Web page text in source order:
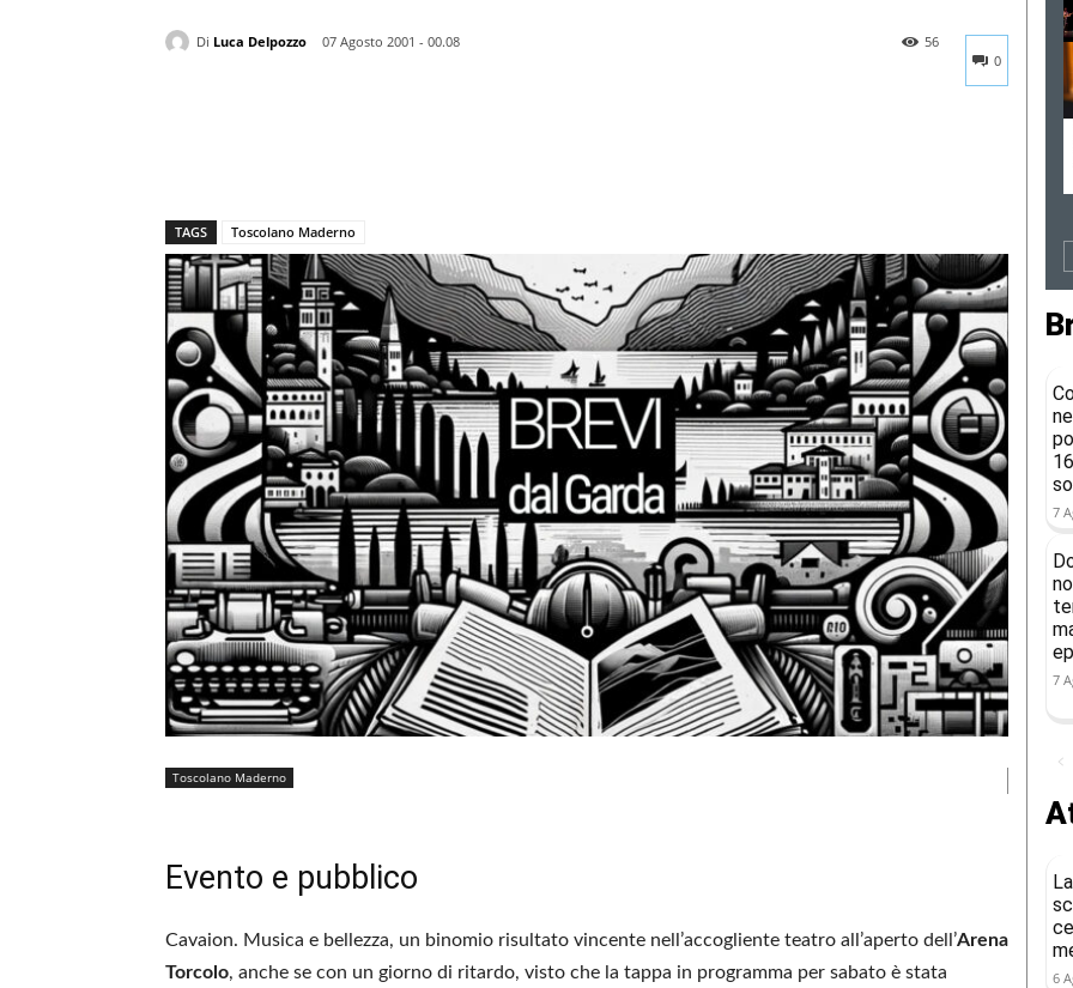
Di Luca Delpozzo
07 Agosto 2001 - 00.08
0
56
TAGS Toscolano Maderno
Toscolano Maderno
Evento e pubblico
Cavaion. Musica e bellezza, un binomio risultato vincente nell’accogliente teatro all’aperto dell’Arena
Torcolo, anche se con un giorno di ritardo, visto che la tappa in programma per sabato è stata
7
7
6